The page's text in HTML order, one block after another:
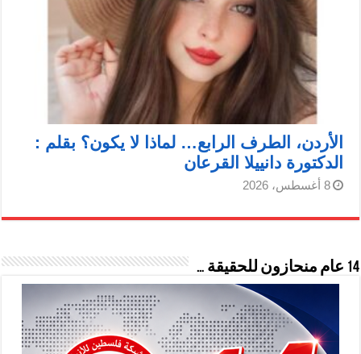
الأردن، الطرف الرابع… لماذا لا يكون؟ بقلم :
الدكتورة دانييلا القرعان
8 أغسطس، 2026
14 عام منحازون للحقيقة …